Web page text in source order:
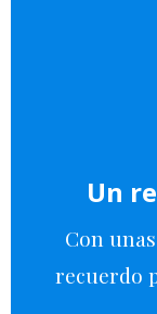
Un
Con
recuerdo